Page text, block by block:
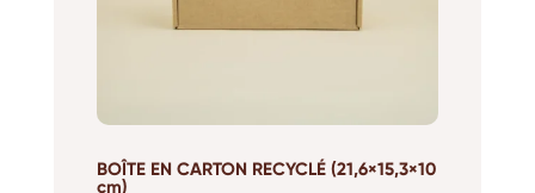
BOÎTE EN CARTON RECYCLÉ (21,6×15,3×10
cm)